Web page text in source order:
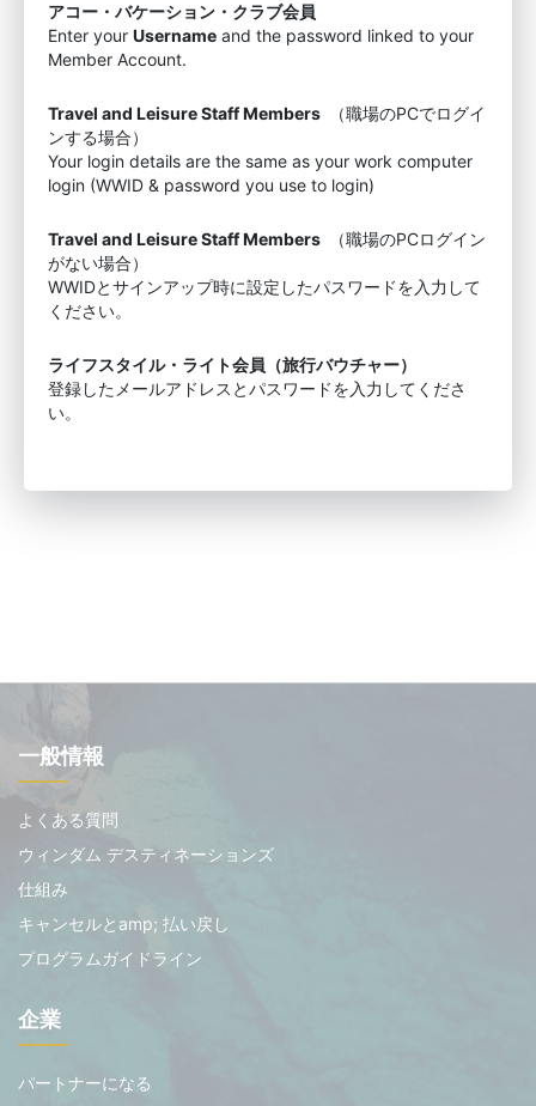
アコー・バケーション・クラブ会員
Enter your Username and the password linked to your
Member Account.
Travel and Leisure Staff Members
（職場のPCでログイ
ンする場合）
Your login details are the same as your work computer
login (WWID & password you use to login)
Travel and Leisure Staff Members
（職場のPCログイン
がない場合）
WWIDとサインアップ時に設定したパスワードを入力して
ください。
ライフスタイル・ライト会員（旅行バウチャー）
登録したメールアドレスとパスワードを入力してくださ
い。
一般情報
よくある質問
ウィンダム デスティネーションズ
仕組み
キャンセルとamp; 払い戻し
プログラムガイドライン
企業
パートナーになる